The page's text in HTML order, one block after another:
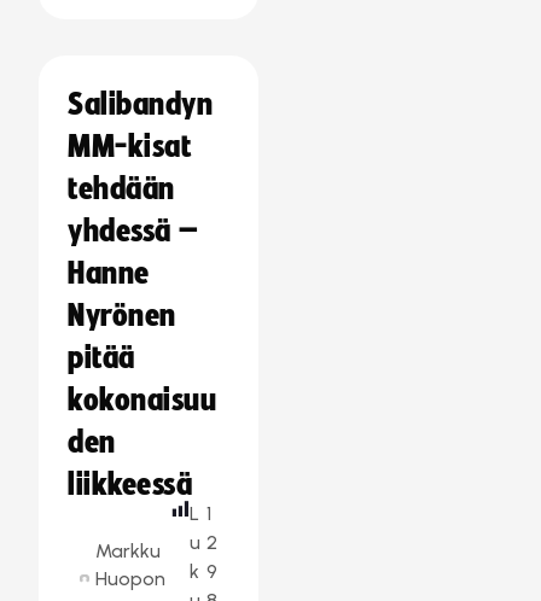
Salibandyn
MM-kisat
tehdään
yhdessä –
Hanne
Nyrönen
pitää
kokonaisuu
den
liikkeessä
Markku
Huopon
L
u
k
1
2
9